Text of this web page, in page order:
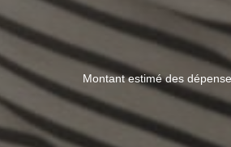
Montant estimé des